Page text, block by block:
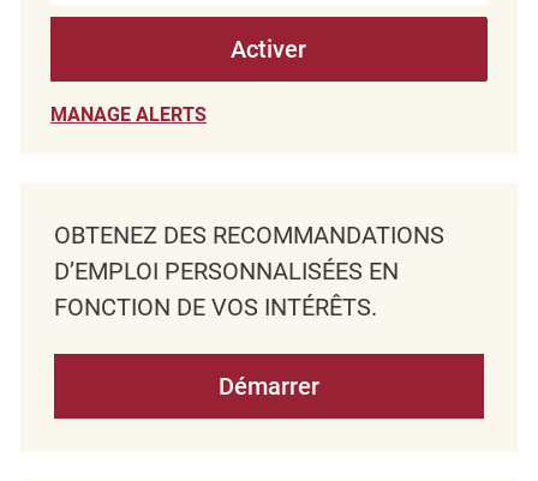
Activer
MANAGE ALERTS
OBTENEZ DES RECOMMANDATIONS
D’EMPLOI PERSONNALISÉES EN
FONCTION DE VOS INTÉRÊTS.
Démarrer